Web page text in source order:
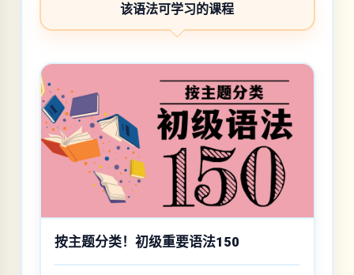
该语法可学习的课程
按主题分类！初级重要语法150